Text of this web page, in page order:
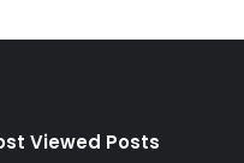
Viewed Posts